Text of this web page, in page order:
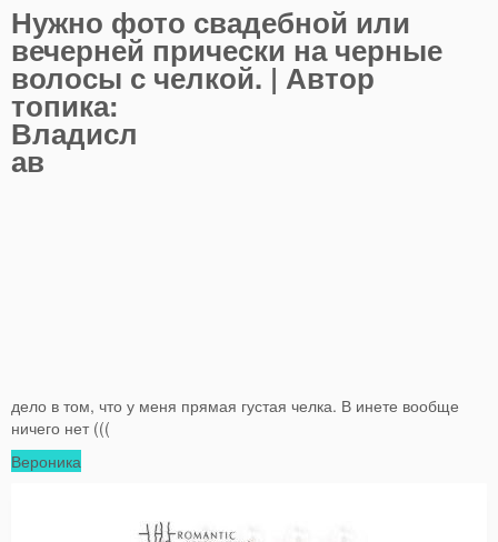
Нужно фото свадебной или
вечерней прически на черные
волосы с челкой. | Автор
топика:
Владисл
ав
дело в том, что у меня прямая густая челка. В инете вообще
ничего нет (((
Вероника